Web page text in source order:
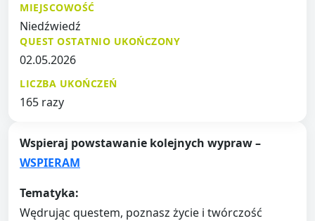
MIEJSCOWOŚĆ
Niedźwiedź
QUEST OSTATNIO UKOŃCZONY
02.05.2026
LICZBA UKOŃCZEŃ
165 razy
Wspieraj powstawanie kolejnych wypraw –
WSPIERAM
Tematyka:
Wędrując questem, poznasz życie i twórczość